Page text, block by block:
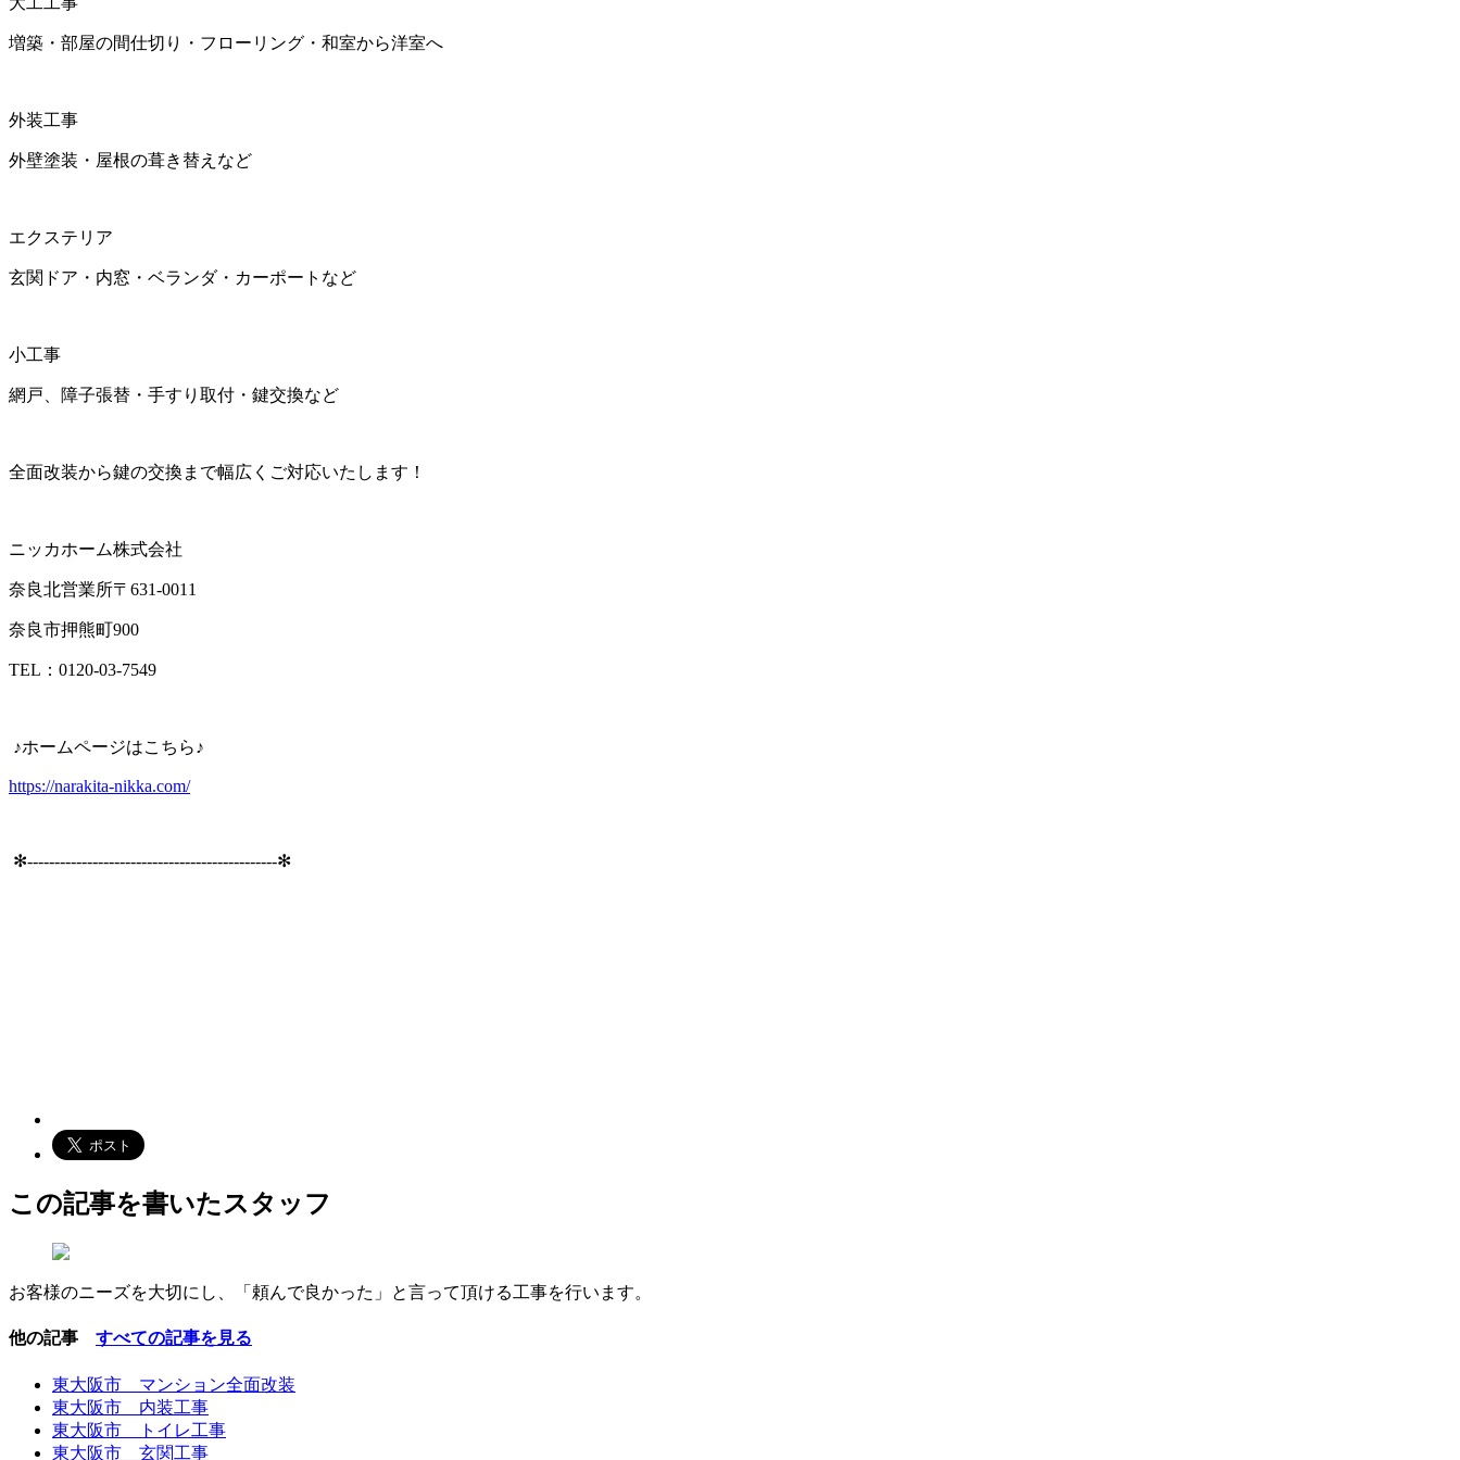
増築・部屋の間仕切り・フローリング・和室から洋室へ
外装工事
外壁塗装・屋根の葺き替えなど
エクステリア
玄関ドア・内窓・ベランダ・カーポートなど
小工事
網戸、障子張替・手すり取付・鍵交換など
全面改装から鍵の交換まで幅広くご対応いたします！
ニッカホーム株式会社
奈良北営業所〒631-0011
奈良市押熊町900
TEL：0120-03-7549
♪ホームページはこちら♪
https://narakita-nikka.com/
✻----------------------------------------------✻
この記事を書いたスタッフ
お客様のニーズを大切にし、「頼んで良かった」と言って頂ける工事を行います。
他の記事 すべての記事を見る
東大阪市 マンション全面改装
東大阪市 内装工事
東大阪市 トイレ工事
東大阪市 玄関工事